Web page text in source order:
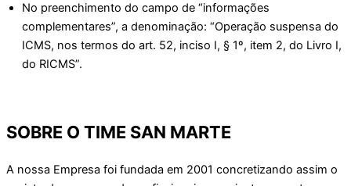
No preenchimento do campo de “informações
complementares”, a denominação: “Operação suspensa do
ICMS, nos termos do art. 52, inciso I, § 1º, item 2, do Livro I,
do RICMS”.
SOBRE O TIME SAN MARTE
A nossa Empresa foi fundada em 2001 concretizando assim o